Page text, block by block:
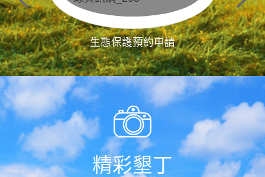
生態保護預約申請
精彩墾丁